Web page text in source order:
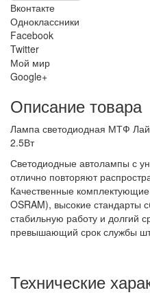
Вконтакте
Одноклассники
Facebook
Twitter
Мой мир
Google+
Описание товара
Лампа светодиодная МТФ
2.5Вт
Светодиодные автолампы с
отлично повторяют
Качественные
OSRAM), высокие стандарты
стабильную работу и долгий
превышающий срок службы
Технические